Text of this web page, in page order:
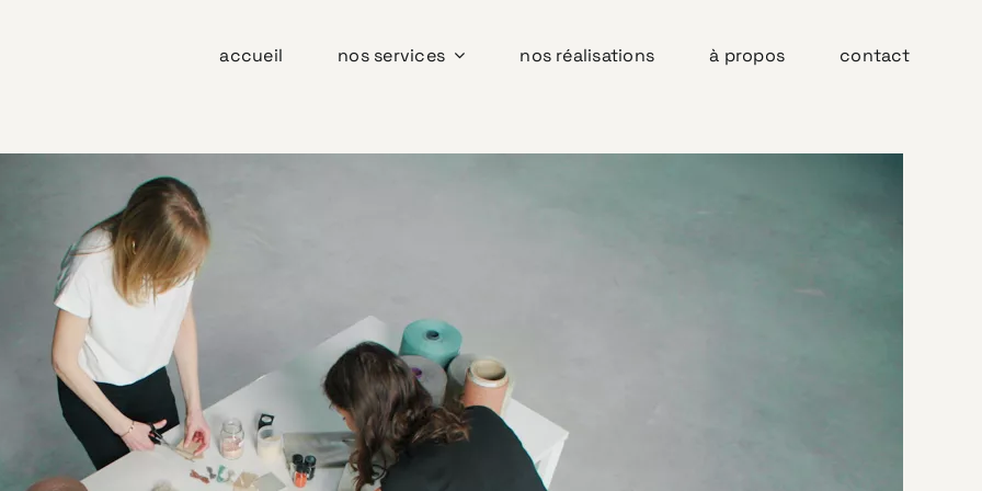
accueil nos services nos réalisations à propos contact